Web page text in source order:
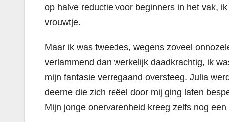
op halve reductie voor beginners in het vak,
vrouwtje.
Maar ik was tweedes, wegens zoveel
verlammend dan werkelijk daadkrachtig, ik
mijn fantasie verregaand oversteeg. Julia
deerne die zich reëel door mij ging laten
Mijn jonge onervarenheid kreeg zelfs nog